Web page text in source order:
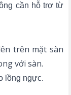
cần hỗ trợ từ
trên mặt sàn
với sàn.
lồng ngực.